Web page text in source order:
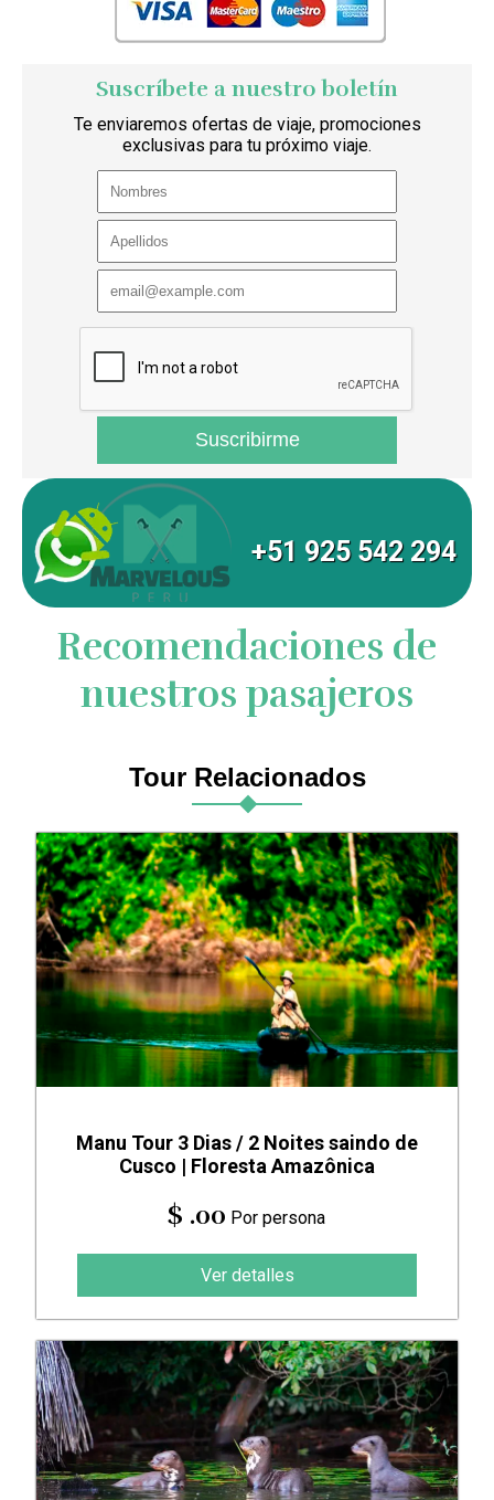
Suscríbete a nuestro boletín
Te enviaremos ofertas de viaje, promociones
exclusivas para tu próximo viaje.
+51 925 542 294
Recomendaciones de
nuestros pasajeros
Tour Relacionados
Manu Tour 3 Dias / 2 Noites saindo de
Cusco | Floresta Amazônica
$ .00 Por persona
Ver detalles